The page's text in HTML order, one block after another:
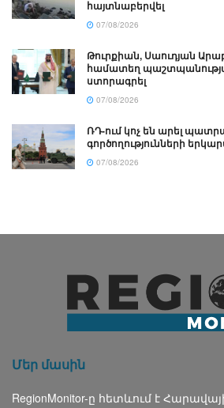
հայտնաբերվել
07/08/2026
Թուրքիան, Սաուդյան
համատեղ
ստորագրել
07/08/2026
ՌԴ-ում կոչ են արել
գործողությունների
07/08/2026
Մեր մասին
RegionMonitor-ը հետևում է